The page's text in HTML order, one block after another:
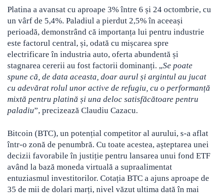
Platina a avansat cu aproape 3% între 6 și 24 octombrie, cu
un vârf de 5,4%. Paladiul a pierdut 2,5% în aceeași
perioadă, demonstrând că importanța lui pentru industrie
este factorul central, și, odată cu mișcarea spre
electrificare în industria auto, oferta abundentă și
stagnarea cererii au fost factorii dominanți. „Se poate
spune că, de data aceasta, doar aurul și argintul au jucat
cu adevărat rolul unor active de refugiu, cu o performanță
mixtă pentru platină și una deloc satisfăcătoare pentru
paladiu”, precizează Claudiu Cazacu.
Bitcoin (BTC), un potențial competitor al aurului, s-a aflat
într-o zonă de penumbră. Cu toate acestea, așteptarea unei
decizii favorabile în justiție pentru lansarea unui fond ETF
având la bază moneda virtuală a supraalimentat
entuziasmul investitorilor. Cotația BTC a ajuns aproape de
35 de mii de dolari marți, nivel văzut ultima dată în mai